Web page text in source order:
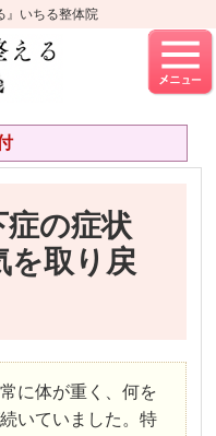
』いちる整体院
症の症状
を取り戻
に体が重く、何を
いていました。特